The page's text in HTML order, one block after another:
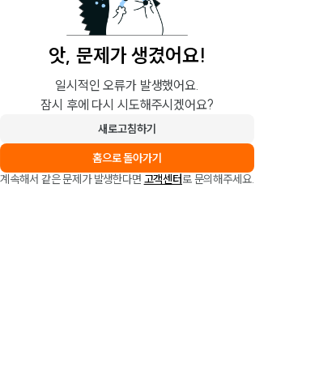
앗, 문제가 생겼어요!
일시적인 오류가 발생했어요.
잠시 후에 다시 시도해주시겠어요?
새로고침하기
홈으로 돌아가기
계속해서 같은 문제가 발생한다면 고객센터로 문의해주세요.